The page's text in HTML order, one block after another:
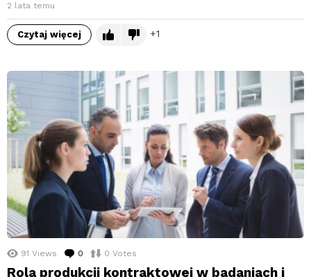
2 lata temu
Czytaj więcej 1
91 Views 0 komentarzy
0 Votes
Rola produkcji kontraktowej w badaniach i